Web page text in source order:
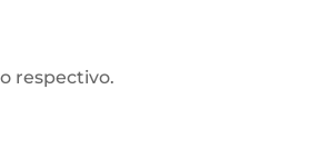
respectivo.